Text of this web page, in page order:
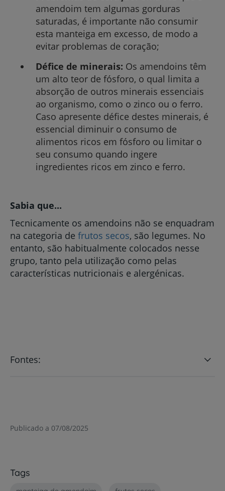
amendoim tem algumas gorduras
saturadas, é importante não consumir
esta manteiga em excesso, de modo a
evitar problemas de coração;
Défice de minerais: Os amendoins têm
um alto teor de fósforo, o qual limita a
absorção de outros minerais essenciais
ao organismo, como o zinco ou o ferro.
Caso apresente défice destes minerais, é
essencial diminuir o consumo de
alimentos ricos em fósforo ou limitar o
seu consumo quando ingere
ingredientes ricos em zinco e ferro.
Sabia que...
Tecnicamente os amendoins não se enquadram
na categoria de frutos secos, são legumes. No
entanto, são habitualmente colocados nesse
grupo, tanto pela utilização como pelas
características nutricionais e alergénicas.
Fontes:
Publicado a 07/08/2025
Tags